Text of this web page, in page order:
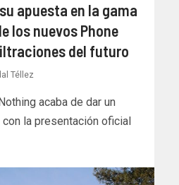
apuesta en la gama
los nuevos Phone
del futuro
Téllez
acaba de dar un
la presentación oficial